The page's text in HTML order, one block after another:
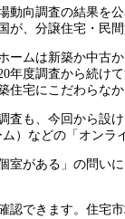
動向調査の結果を
が、分譲住宅・民
ームは新築か中古
年度調査から続け
住宅にこだわらな
査も、今回から設
）などの「オンラ
室がある」の問い
できます。住宅